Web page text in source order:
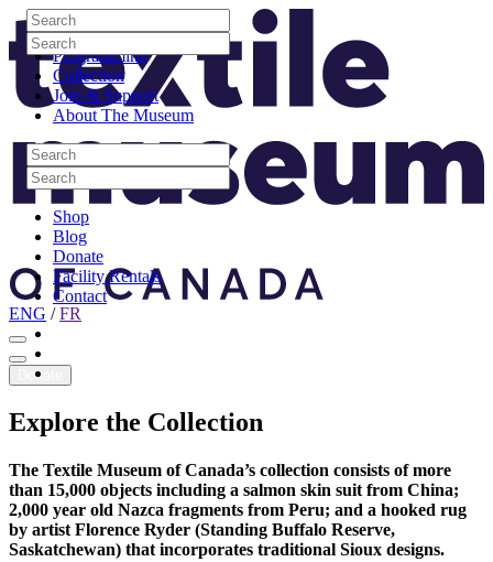
Skip to content
Visit
Programming
Collection
Join & Support
About The Museum
Search
Search
Search
Search
Shop
Blog
Donate
Facility Rentals
Contact
Youtube
Search
Search
Search
Search
Site Logo
ENG /FR
Donate
Explore the Collection
The Textile Museum of Canada’s collection consists of more
than 15,000 objects including a salmon skin suit from China;
2,000 year old Nazca fragments from Peru; and a hooked rug
by artist Florence Ryder (Standing Buffalo Reserve,
Saskatchewan) that incorporates traditional Sioux designs.